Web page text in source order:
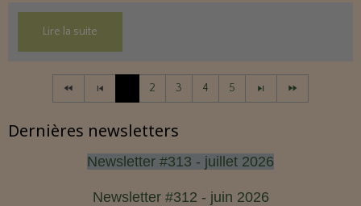
Lire la suite
2 3 4 5
Dernières newsletters
Newsletter #313 - juillet 2026
Newsletter #312 - juin 2026